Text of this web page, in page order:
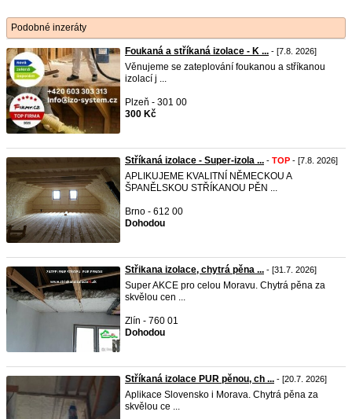
Podobné inzeráty
Foukaná a stříkaná izolace - K ... - [7.8. 2026]
Věnujeme se zateplování foukanou a stříkanou
izolací j ...
Plzeň - 301 00
300 Kč
Stříkaná izolace - Super-izola ... - TOP - [7.8. 2026]
APLIKUJEME KVALITNÍ NĚMECKOU A
ŠPANĚLSKOU STŘÍKANOU PĚN ...
Brno - 612 00
Dohodou
Střikana izolace, chytrá pěna ... - [31.7. 2026]
Super AKCE pro celou Moravu. Chytrá pěna za
skvělou cen ...
Zlín - 760 01
Dohodou
Stříkaná izolace PUR pěnou, ch ... - [20.7. 2026]
Aplikace Slovensko i Morava. Chytrá pěna za
skvělou ce ...